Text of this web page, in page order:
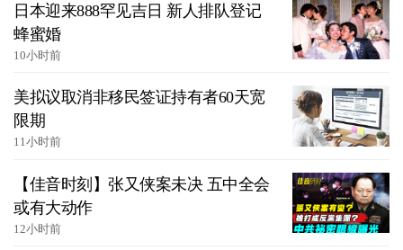
日本迎来888罕见吉日 新人排队登记
蜂蜜婚
10小时前
美拟议取消非移民签证持有者60天宽
限期
11小时前
【佳音时刻】张又侠案未决 五中全会
或有大动作
12小时前